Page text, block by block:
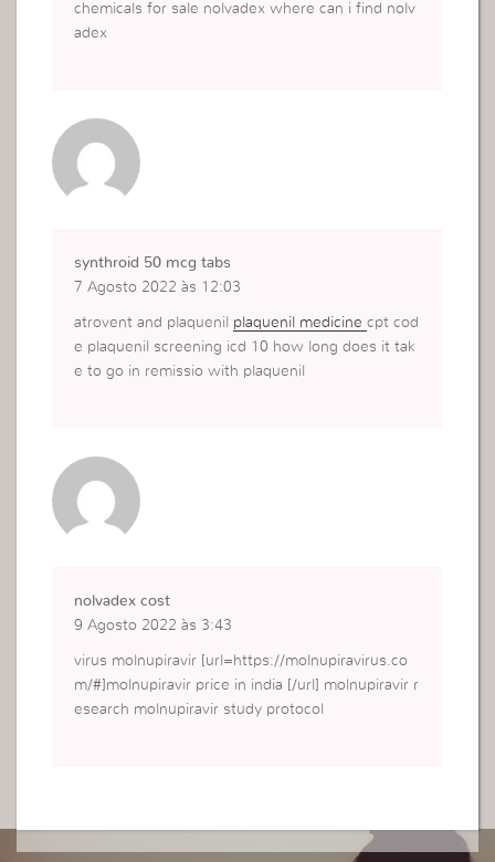
chemicals for sale nolvadex where can i find nolv
adex
synthroid 50 mcg tabs
7 Agosto 2022 às 12:03
atrovent and plaquenil plaquenil medicinecpt cod
e plaquenil screening icd 10 how long does it tak
e to go in remissio with plaquenil
nolvadex cost
9 Agosto 2022 às 3:43
virus molnupiravir [url=https://molnupiravirus.co
m/#]molnupiravir price in india [/url] molnupiravir r
esearch molnupiravir study protocol